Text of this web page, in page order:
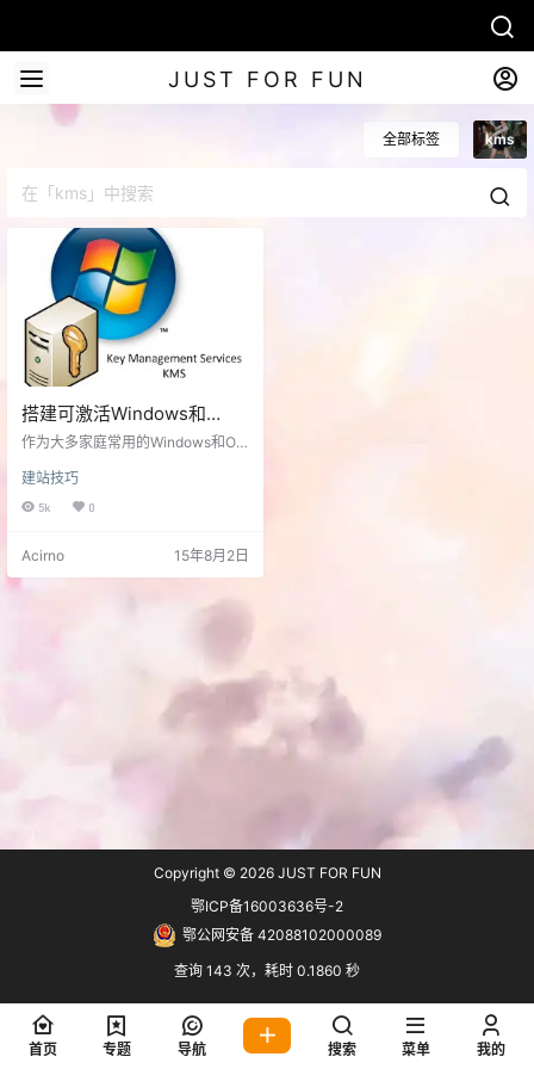
JUST FOR FUN
全部标签 kms
搭建可激活Windows和
Office的KMS服务器
作为大多家庭常用的Windows和Offi
然而不用又不行，那么可以自己搭
建一个KMS服务器来激活。（稍许
密数据的加密密钥。 今天说下如何
利用Python在非微软系统的VPS搭
建站技巧
5k 0
Acirno 15年8月2日
Copyright © 2026JUST FOR FUN
鄂ICP备16003636号-2
鄂公网安备 42088102000089
查询 143 次，耗时 0.1860 秒
首页 专题 导航 搜索 菜单 我的